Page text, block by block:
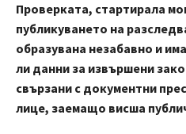
Проверката, стартирала
публикуването на
образувана незабавно и
ли данни за извършени
свързани с документни
лице, заемащо висша